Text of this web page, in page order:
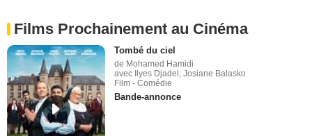
Films Prochainement au Cinéma
Tombé du ciel
de Mohamed Hamidi
avec Ilyes Djadel, Josiane Balasko
Film - Comédie
Bande-annonce